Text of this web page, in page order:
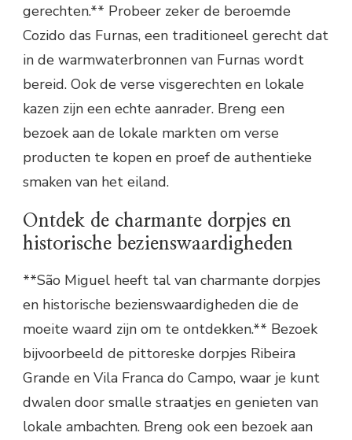
gerechten.** Probeer zeker de beroemde
Cozido das Furnas, een traditioneel gerecht dat
in de warmwaterbronnen van Furnas wordt
bereid. Ook de verse visgerechten en lokale
kazen zijn een echte aanrader. Breng een
bezoek aan de lokale markten om verse
producten te kopen en proef de authentieke
smaken van het eiland.
Ontdek de charmante dorpjes en
historische bezienswaardigheden
**São Miguel heeft tal van charmante dorpjes
en historische bezienswaardigheden die de
moeite waard zijn om te ontdekken.** Bezoek
bijvoorbeeld de pittoreske dorpjes Ribeira
Grande en Vila Franca do Campo, waar je kunt
dwalen door smalle straatjes en genieten van
lokale ambachten. Breng ook een bezoek aan